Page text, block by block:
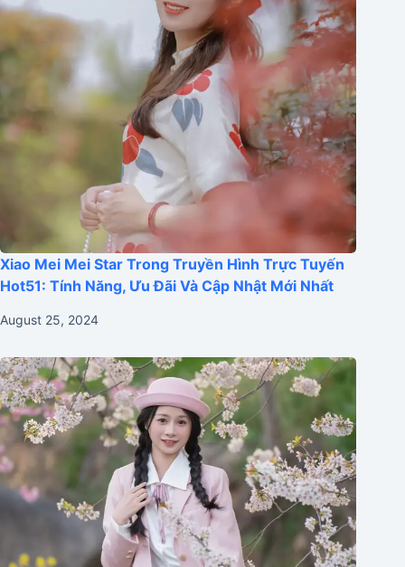
Xiao Mei Mei Star Trong Truyền Hình Trực Tuyến
Hot51: Tính Năng, Ưu Đãi Và Cập Nhật Mới Nhất
August 25, 2024